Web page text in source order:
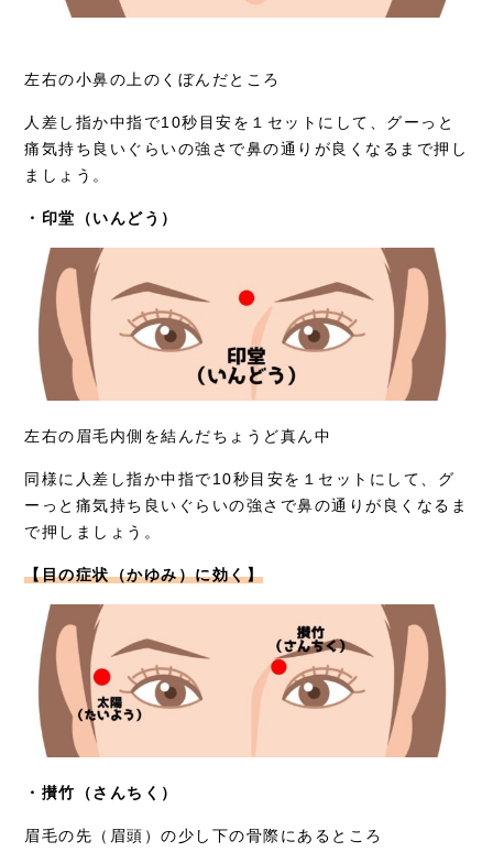
左右の小鼻の上のくぼんだところ
人差し指か中指で10秒目安を１セットにして、グーっと
痛気持ち良いぐらいの強さで鼻の通りが良くなるまで押し
ましょう。
・印堂（いんどう）
左右の眉毛内側を結んだちょうど真ん中
同様に人差し指か中指で10秒目安を１セットにして、グ
ーっと痛気持ち良いぐらいの強さで鼻の通りが良くなるま
で押しましょう。
【目の症状（かゆみ）に効く】
・攅竹（さんちく）
眉毛の先（眉頭）の少し下の骨際にあるところ